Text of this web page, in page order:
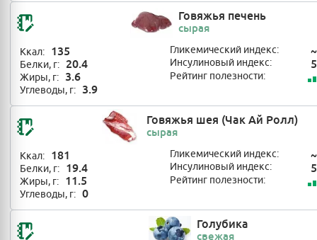
Говяжья печень
сырая
Ккал: 135
Белки, г: 20.4
Жиры, г: 3.6
Углеводы, г: 3.9
Гликемический индекс: ~
Инсулиновый индекс:
Рейтинг полезности:
Говяжья шея (Чак Ай Ролл)
сырая
Ккал: 181
Белки, г: 19.4
Жиры, г: 11.5
Углеводы, г: 0
Гликемический индекс: ~
Инсулиновый индекс:
Рейтинг полезности:
Голубика
свежая